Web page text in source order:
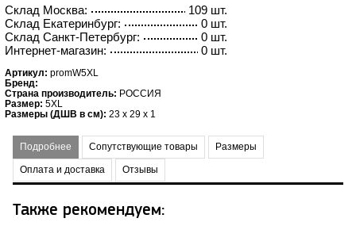
109 шт.
Склад Москва:
0 шт.
Склад Екатеринбург:
0 шт.
Склад Санкт-Петербург:
0 шт.
Интернет-магазин:
Артикул: promW5XL
Бренд:
Страна производитель: РОССИЯ
Размер: 5XL
Размеры (ДШВ в см): 23 x 29 x 1
Подробнее Сопутствующие товары Размеры
Оплата и доставка Отзывы
Также рекомендуем: